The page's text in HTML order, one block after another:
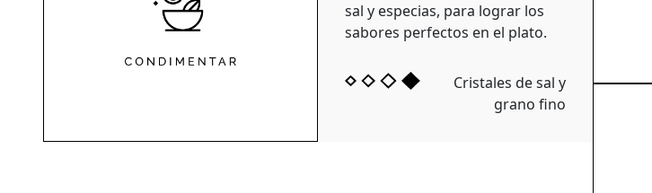
sal y especias, para lograr los
sabores perfectos en el plato.
Cristales de sal y
grano fino